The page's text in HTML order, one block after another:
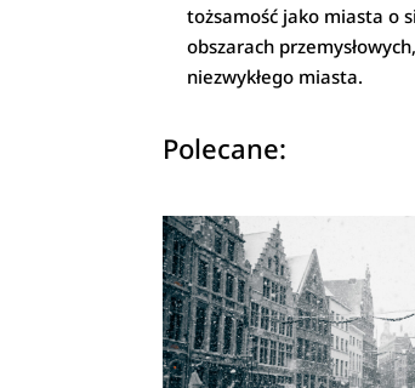
tożsamość jako miasta o
obszarach
niezwykłego miasta.
Polecane: